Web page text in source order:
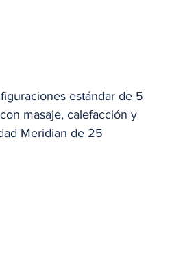
estándar de 5
masaje, calefacción y
Meridian de 25